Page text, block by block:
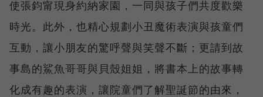
使張鈞甯現身約納家園，一同與孩子們共度歡樂
時光。此外，也精心規劃小丑魔術表演與孩童們
互動，讓小朋友的驚呼聲與笑聲不斷；更請到故
事島的鯊魚哥哥與貝殼姐姐，將書本上的故事轉
化成有趣的表演，讓院童們了解聖誕節的由來，